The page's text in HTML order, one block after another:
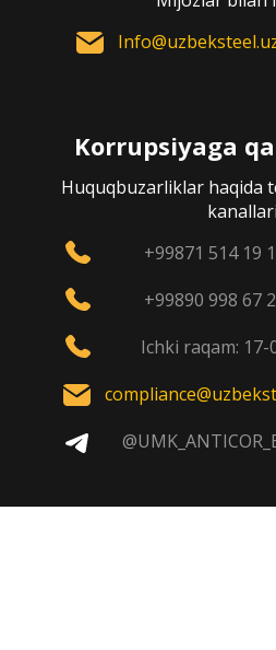
Korrupsiyaga
Huquqbuzarliklar haqida
+99871 514 19
+99890 998 67
Ichki raqam: 17-